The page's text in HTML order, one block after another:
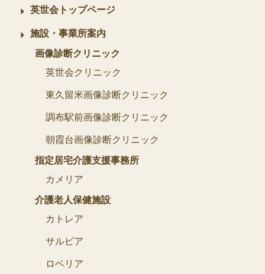
英世会トップページ
施設・事業所案内
画像診断クリニック
英世会クリニック
東久留米画像診断クリニック
調布駅前画像診断クリニック
朝霞台画像診断クリニック
指定居宅介護支援事務所
カメリア
介護老人保健施設
カトレア
サルビア
ロベリア